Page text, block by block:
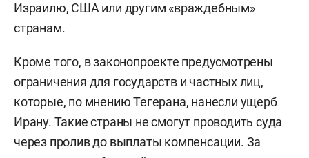
Израилю, США или другим «враждебным»
странам.
Кроме того, в законопроекте предусмотрены
ограничения для государств и частных лиц,
которые, по мнению Тегерана, нанесли ущерб
Ирану. Такие страны не смогут проводить суда
через пролив до выплаты компенсации. За